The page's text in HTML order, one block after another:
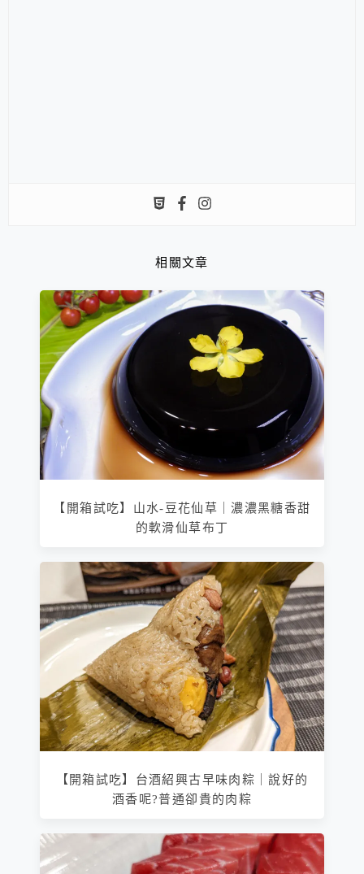
相關文章
【開箱試吃】山水-豆花仙草｜濃濃黑糖香甜
的軟滑仙草布丁
【開箱試吃】台酒紹興古早味肉粽｜說好的
酒香呢?普通卻貴的肉粽